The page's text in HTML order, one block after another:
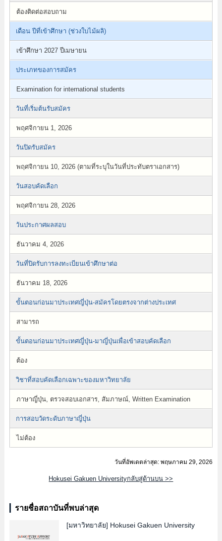
ต้องติดต่อสอบถาม
เดือน ปีที่เข้าศึกษา (ช่วงใบไม้ผลิ)
เข้าศึกษา 2027 ปีเมษายน
ประเภทของการสมัคร
Examination for international students
วันที่เริ่มต้นรับสมัคร
พฤศจิกายน 1, 2026
วันปิดรับสมัคร
พฤศจิกายน 10, 2026 (ตามที่ระบุในวันที่ประทับตราเอกสาร)
วันสอบคัดเลือก
พฤศจิกายน 28, 2026
วันประกาศผลสอบ
ธันวาคม 4, 2026
วันที่ปิดรับการลงทะเบียนเข้าศึกษาต่อ
ธันวาคม 18, 2026
ขั้นตอนก่อนมาประเทศญี่ปุ่น-สมัครโดยตรงจากต่างประเทศ
สามารถ
ขั้นตอนก่อนมาประเทศญี่ปุ่น-มาญี่ปุ่นเพื่อเข้าสอบคัดเลือก
ต้อง
วิชาที่สอบคัดเลือกเฉพาะของมหาวิทยาลัย
ภาษาญี่ปุ่น, ตรวจสอบเอกสาร, สัมภาษณ์, Written Examination
การสอบวัดระดับภาษาญี่ปุ่น
ไม่ต้อง
วันที่อัพเดตล่าสุด: พฤษภาคม 29, 2026
Hokusei Gakuen Universityกลับสู่ด้านบน >>
รายชื่อสถาบันที่พบล่าสุด
[มหาวิทยาลัย] Hokusei Gakuen University